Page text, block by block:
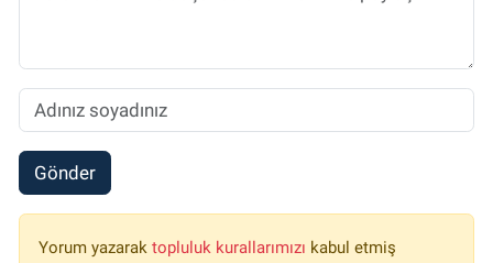
Gönder
Yorum yazarak topluluk kurallarımızı kabul etmiş